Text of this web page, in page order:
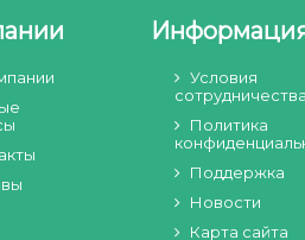
Условия
сотрудничества
Политика
Поддержка
Новости
Карта сайта